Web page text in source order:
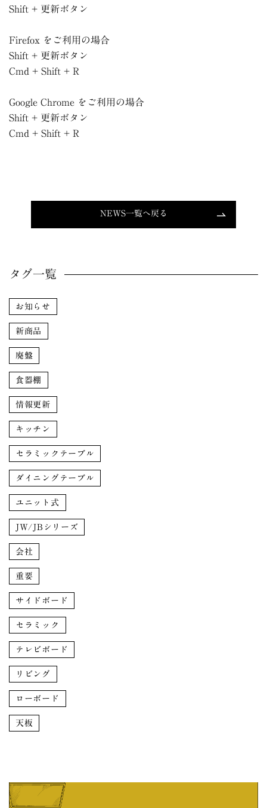
Shift + 更新ボタン
Firefox をご利用の場合
Shift + 更新ボタン
Cmd + Shift + R
Google Chrome をご利用の場合
Shift + 更新ボタン
Cmd + Shift + R
NEWS一覧へ戻る
タグ一覧
お知らせ
新商品
廃盤
食器棚
情報更新
キッチン
セラミックテーブル
ダイニングテーブル
ユニット式
JW/JBシリーズ
会社
重要
サイドボード
セラミック
テレビボード
リビング
ローボード
天板